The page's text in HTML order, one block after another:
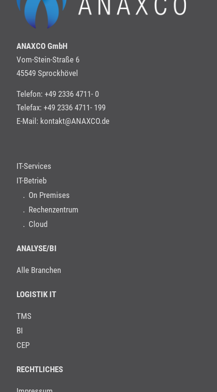
ANAXCO GmbH
Vom-Stein-Straße 6
45549 Sprockhövel
Telefon: +49 2336 4711- 0
Telefax: +49 2336 4711- 199
E-Mail: kontakt@ANAXCO.de
IT-Services
IT-Betrieb
On Premises
Rechenzentrum
Cloud
ANALYSE/BI
Alle Branchen
LOGISTIK IT
TMS
BI
CEP
RECHTLICHES